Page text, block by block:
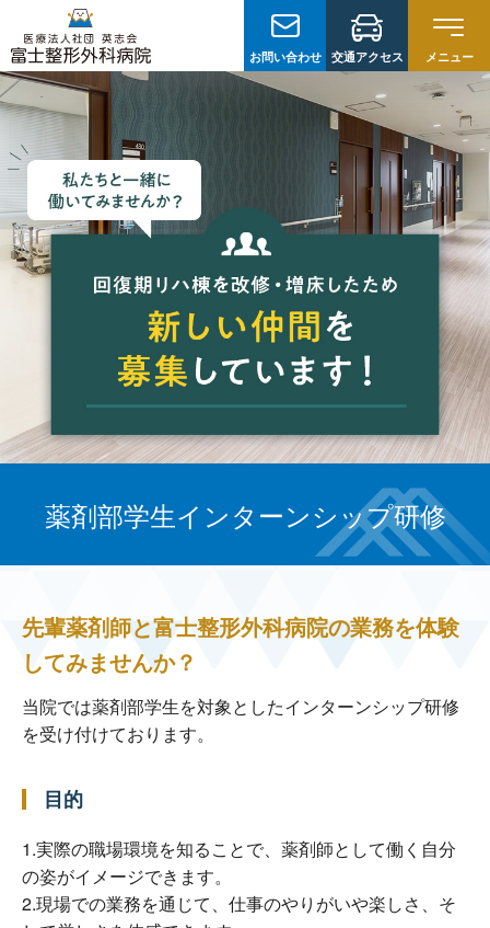
ー
バ
ル
ナ
ビ
ゲ
ー
シ
へ
カ
ル
ナ
ビ
ゲ
ー
シ
ョ
タ
ー
へ
お問い合わせ 交通アクセス メニュー
薬剤部学生インターンシップ研修
先輩薬剤師と富士整形外科病院の業務を体験
してみませんか？
当院では薬剤部学生を対象としたインターンシップ研修
を受け付けております。
目的
1.実際の職場環境を知ることで、薬剤師として働く自分
の姿がイメージできます。
2.現場での業務を通じて、仕事のやりがいや楽しさ、そ